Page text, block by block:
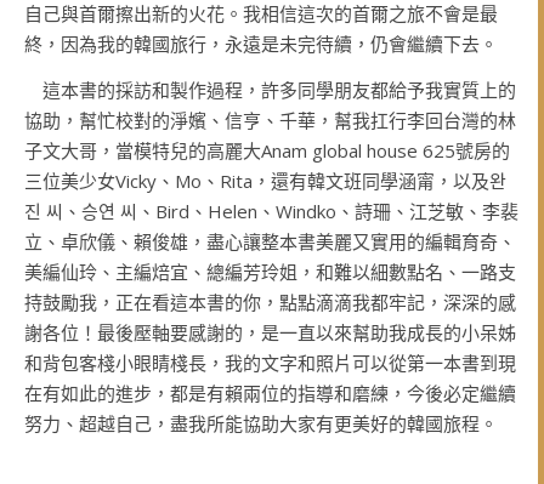
自己與首爾擦出新的火花。我相信這次的首爾之旅不會是最
終，因為我的韓國旅行，永遠是未完待續，仍會繼續下去。
這本書的採訪和製作過程，許多同學朋友都給予我實質上的
協助，幫忙校對的淨嬪、信亨、千華，幫我扛行李回台灣的林
子文大哥，當模特兒的高麗大Anam global house 625號房的
三位美少女Vicky、Mo、Rita，還有韓文班同學涵甯，以及완
진 씨、승연 씨、Bird、Helen、Windko、詩珊、江芝敏、李裴
立、卓欣儀、賴俊雄，盡心讓整本書美麗又實用的編輯育奇、
美編仙玲、主編焙宜、總編芳玲姐，和難以細數點名、一路支
持鼓勵我，正在看這本書的你，點點滴滴我都牢記，深深的感
謝各位！最後壓軸要感謝的，是一直以來幫助我成長的小呆姊
和背包客棧小眼睛棧長，我的文字和照片可以從第一本書到現
在有如此的進步，都是有賴兩位的指導和磨練，今後必定繼續
努力、超越自己，盡我所能協助大家有更美好的韓國旅程。